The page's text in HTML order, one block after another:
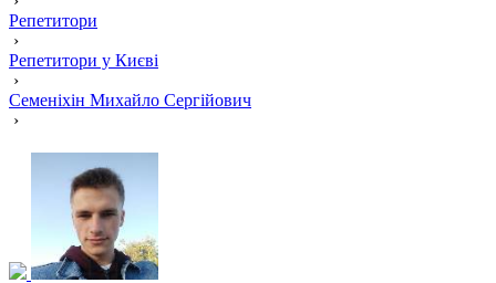
Репетитори
›
Репетитори у Києві
›
Семеніхін Михайло Сергійович
›